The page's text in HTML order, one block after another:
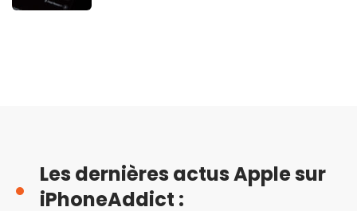
Les dernières actus Apple sur
iPhoneAddict :